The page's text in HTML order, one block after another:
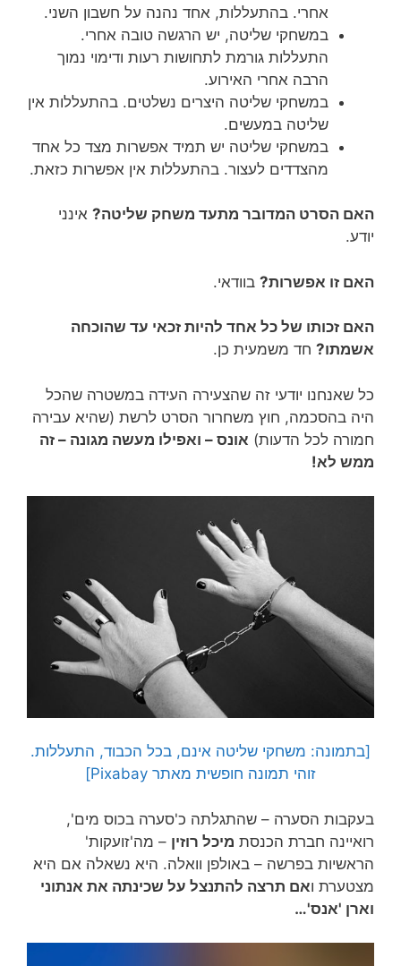
אחרי. בהתעללות, אחד נהנה על חשבון השני.
במשחקי שליטה, יש הרגשה טובה אחרי.
התעללות גורמת לתחושות רעות ודימוי נמוך
הרבה אחרי האירוע.
במשחקי שליטה היצרים נשלטים. בהתעללות אין
שליטה במעשים.
במשחקי שליטה יש תמיד אפשרות מצד כל אחד
מהצדדים לעצור. בהתעללות אין אפשרות כזאת.
האם הסרט המדובר מתעד משחק שליטה? אינני
יודע.
האם זו אפשרות? בוודאי.
האם זכותו של כל אחד להיות זכאי עד שהוכחה
אשמתו? חד משמעית כן.
כל שאנחנו יודעי זה שהצעירה העידה במשטרה שהכל
היה בהסכמה, חוץ משחרור הסרט לרשת (שהיא עבירה
חמורה לכל הדעות) אונס – ואפילו מעשה מגונה – זה
ממש לא!
[בתמונה: משחקי שליטה אינם, בכל הכבוד, התעללות.
זוהי תמונה חופשית מאתר Pixabay]
בעקבות הסערה – שהתגלתה כ'סערה בכוס מים',
רואיינה חברת הכנסת מיכל רוזין – מה'זועקות'
הראשיות בפרשה – באולפן וואלה. היא נשאלה אם היא
מצטערת ואם תרצה להתנצל על שכינתה את אנתוני
וארן 'אנס'…